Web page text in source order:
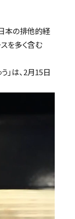
本の排他的経
を多く含む
」は、2月15日